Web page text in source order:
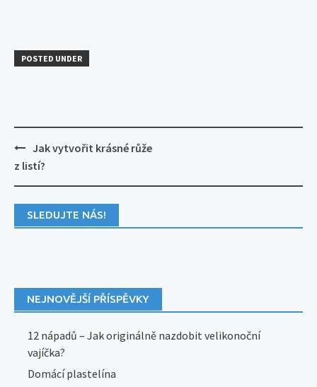
POSTED UNDER
Post
navigation
Jak vytvořit krásné růže
z listí?
SLEDUJTE NÁS!
NEJNOVĚJŠÍ PŘÍSPĚVKY
12 nápadů – Jak originálně nazdobit velikonoční
vajíčka?
Domácí plastelína